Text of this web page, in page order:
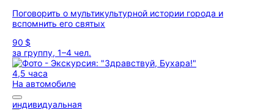
Поговорить о мультикультурной истории города и
вспомнить его святых
90 $
за группу, 1–4 чел.
4,5 часа
На автомобиле
индивидуальная